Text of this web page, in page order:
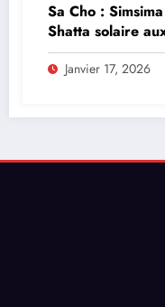
Sa Cho :
Shatta solaire
Janvier 17, 2026